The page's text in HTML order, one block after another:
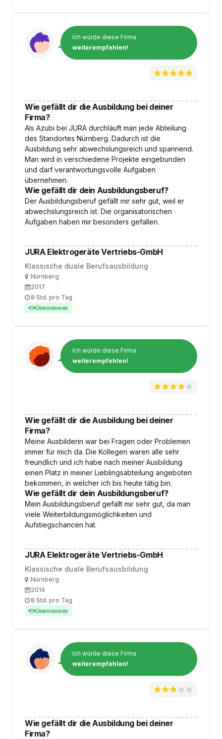
Ich würde diese Firma
weiterempfehlen!
Wie gefällt dir die Ausbildung bei deiner
Firma?
Als Azubi bei JURA durchläuft man jede Abteilung
des Standortes Nürnberg. Dadurch ist die
Ausbildung sehr abwechslungsreich und spannend.
Man wird in verschiedene Projekte eingebunden
und darf verantwortungsvolle Aufgaben
übernehmen.
Wie gefällt dir dein Ausbildungsberuf?
Der Ausbildungsberuf gefällt mir sehr gut, weil er
abwechslungsreich ist. Die organisatorischen
Aufgaben haben mir besonders gefallen.
JURA Elektrogeräte Vertriebs-GmbH
Klassische duale Berufsausbildung
OrtNürnberg
Ausbildungsbeginn
2017
Arbeitszeit
8 Std. pro Tag
Übernommen
Ich würde diese Firma
weiterempfehlen!
Wie gefällt dir die Ausbildung bei deiner
Firma?
Meine Ausbilderin war bei Fragen oder Problemen
immer für mich da. Die Kollegen waren alle sehr
freundlich und ich habe nach meiner Ausbildung
einen Platz in meiner Lieblingsabteilung angeboten
bekommen, in welcher ich bis heute tätig bin.
Wie gefällt dir dein Ausbildungsberuf?
Mein Ausbildungsberuf gefällt mir sehr gut, da man
viele Weiterbildungsmöglichkeiten und
Aufstiegschancen hat.
JURA Elektrogeräte Vertriebs-GmbH
Klassische duale Berufsausbildung
OrtNürnberg
Ausbildungsbeginn
2014
Arbeitszeit
8 Std. pro Tag
Übernommen
Ich würde diese Firma
weiterempfehlen!
Wie gefällt dir die Ausbildung bei deiner
Firma?